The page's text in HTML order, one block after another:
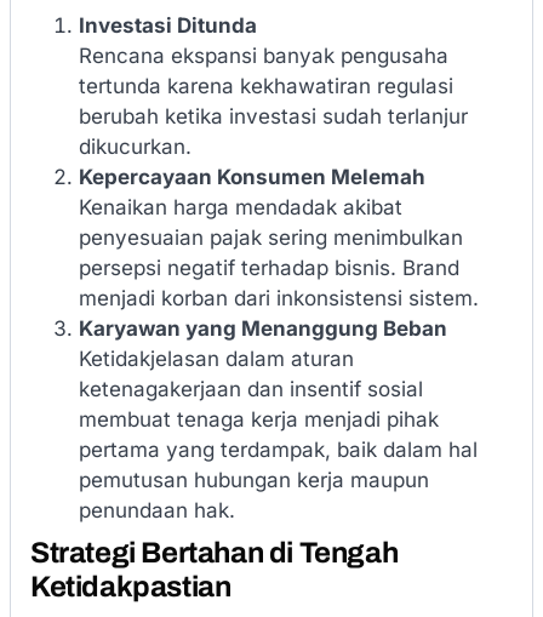
Investasi Ditunda
Rencana ekspansi banyak pengusaha
tertunda karena kekhawatiran regulasi
berubah ketika investasi sudah terlanjur
dikucurkan.
Kepercayaan Konsumen Melemah
Kenaikan harga mendadak akibat
penyesuaian pajak sering menimbulkan
persepsi negatif terhadap bisnis. Brand
menjadi korban dari inkonsistensi sistem.
Karyawan yang Menanggung Beban
Ketidakjelasan dalam aturan
ketenagakerjaan dan insentif sosial
membuat tenaga kerja menjadi pihak
pertama yang terdampak, baik dalam hal
pemutusan hubungan kerja maupun
penundaan hak.
Strategi Bertahan di Tengah
Ketidakpastian